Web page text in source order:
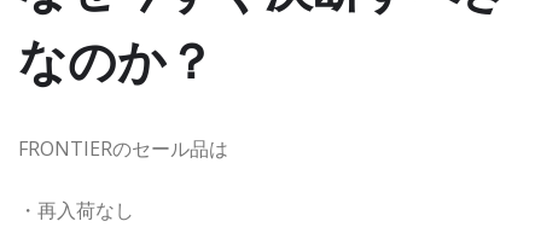
なのか？
FRONTIERのセール品は
・再入荷なし